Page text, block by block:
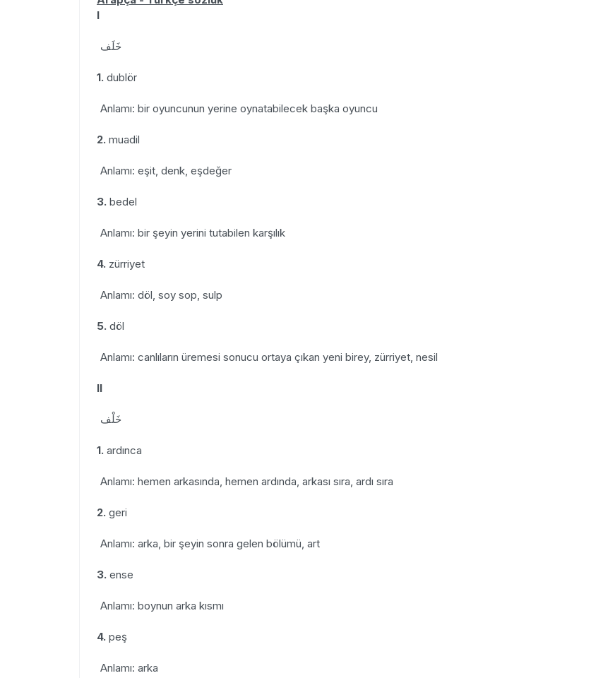
I
خَلَف
1. dublör
Anlamı: bir oyuncunun yerine oynatabilecek başka oyuncu
2. muadil
Anlamı: eşit, denk, eşdeğer
3. bedel
Anlamı: bir şeyin yerini tutabilen karşılık
4. zürriyet
Anlamı: döl, soy sop, sulp
5. döl
Anlamı: canlıların üremesi sonucu ortaya çıkan yeni birey, zürriyet, nesil
II
خَلْف
1. ardınca
Anlamı: hemen arkasında, hemen ardında, arkası sıra, ardı sıra
2. geri
Anlamı: arka, bir şeyin sonra gelen bölümü, art
3. ense
Anlamı: boynun arka kısmı
4. peş
Anlamı: arka